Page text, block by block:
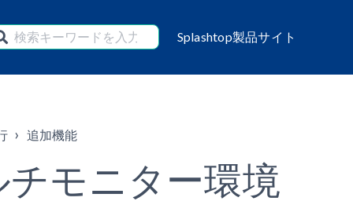
Splashtop製品サイト
追加機能
モニター環境